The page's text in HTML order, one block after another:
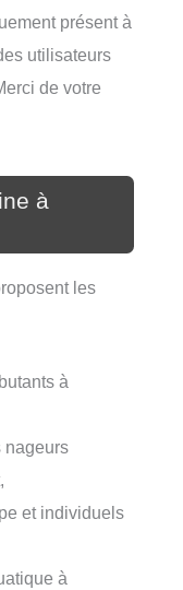
présent à
utilisateurs
de votre
à
les
à
nageurs
et individuels
à